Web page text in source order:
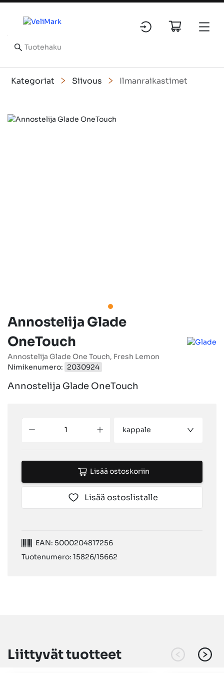
Kategoriat Siivous Ilmanraikastimet
Slide 1 of 1
Annostelija Glade
OneTouch
Annostelija Glade One Touch, Fresh Lemon
Nimikenumero: 2030924
Annostelija Glade OneTouch
kappale
Lisää ostoskoriin
Lisää ostoslistalle
EAN: 5000204817256
Tuotenumero: 15826/15662
Liittyvät tuotteet